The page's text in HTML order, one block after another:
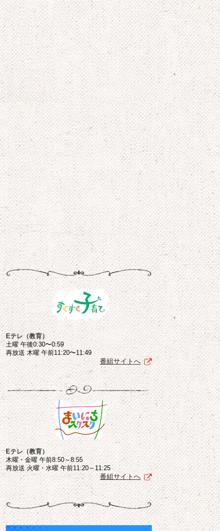
Eテレ（教育）
土曜 午後0:30〜0:59
再放送 木曜 午前11:20〜11:49
番組サイトへ
Eテレ（教育）
木曜・金曜 午前8:50～8:55
再放送 火曜・水曜 午前11:20～11:25
番組サイトへ